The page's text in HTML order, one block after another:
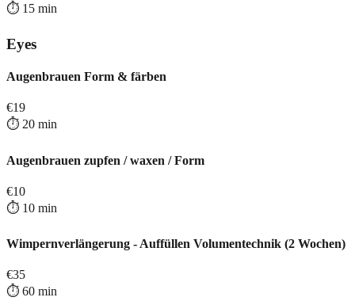
⏱️ 15 min
Eyes
Augenbrauen Form & färben
€19
⏱️ 20 min
Augenbrauen zupfen / waxen / Form
€10
⏱️ 10 min
Wimpernverlängerung - Auffüllen Volumentechnik (2 Wochen)
€35
⏱️ 60 min